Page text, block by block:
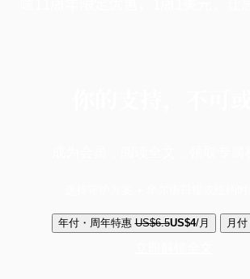
年付・周年特惠 US$6.5US$4/月 月付